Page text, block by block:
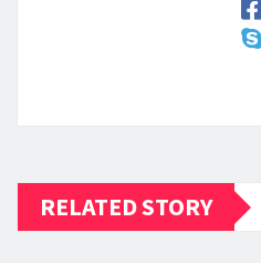
RELATED STORY